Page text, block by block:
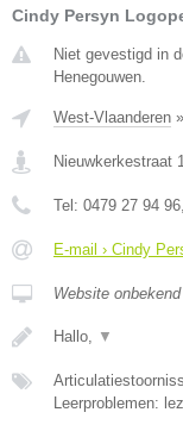
Cindy Persyn
Niet gevestigd in
Henegouwen.
West-Vlaanderen »
Nieuwkerkestraat 1
Tel: 0479 27 94 96
E-mail › Cindy
Website onbekend
Hallo, ▼
Leerproblemen: